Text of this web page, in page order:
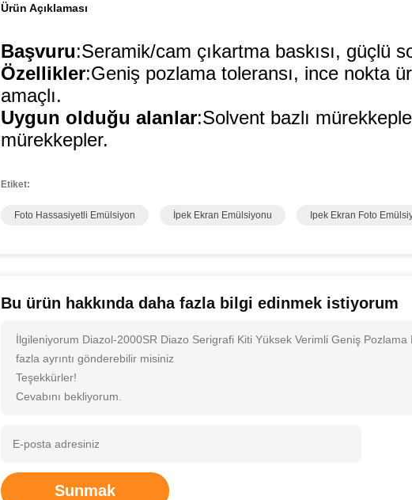
Ürün Açıklaması
Başvuru:Seramik/cam çıkartma baskısı, güçlü
Özellikler:Geniş pozlama toleransı, ince nokta
amaçlı.
Uygun olduğu alanlar:Solvent bazlı
mürekkepler.
Etiket:
Foto Hassasiyetli Emülsiyon İpek Ekran Emülsiyonu Ipek Ekran Foto
Bu ürün hakkında daha fazla bilgi edinmek istiyorum
İlgileniyorum Diazol-2000SR Diazo Serigrafi Kiti Yüksek Verimli Geniş
fazla ayrıntı gönderebilir misiniz
Teşekkürler!
Cevabını bekliyorum.
Sunmak